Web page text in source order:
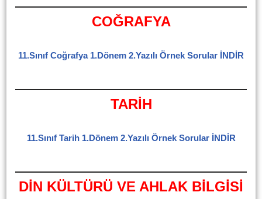
COĞRAFYA
11.Sınıf Coğrafya 1.Dönem 2.Yazılı Örnek Sorular İNDİR
TARİH
11.Sınıf Tarih 1.Dönem 2.Yazılı Örnek Sorular İNDİR
DİN KÜLTÜRÜ VE AHLAK BİLGİSİ